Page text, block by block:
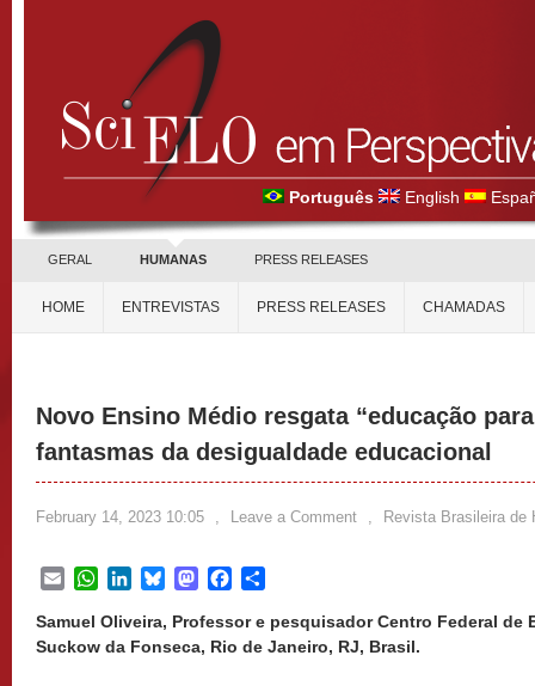
Português English
GERAL HUMANAS PRESS RELEASES
HOME ENTREVISTAS PRESS RELEASES CHAMADAS
Novo Ensino Médio resgata “educação
fantasmas da desigualdade educacional
February 14, 2023 10:05 , Leave a Comment , Revista Brasileira de
EmailWhatsApp
LinkedInBlueskyMastodonFacebook
Samuel Oliveira, Professor e pesquisador Centro Federal de
Suckow da Fonseca, Rio de Janeiro, RJ, Brasil.